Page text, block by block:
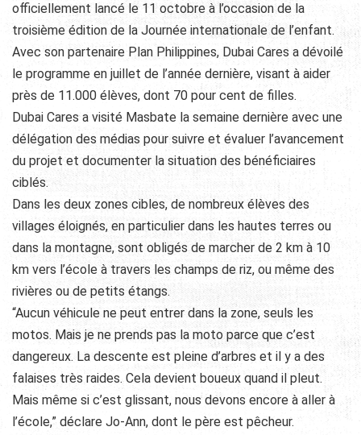
officiellement lancé le 11 octobre à l’occasion de la
troisième édition de la Journée internationale de l’enfant.
Avec son partenaire Plan Philippines, Dubai Cares a dévoilé
le programme en juillet de l’année dernière, visant à aider
près de 11.000 élèves, dont 70 pour cent de filles.
Dubai Cares a visité Masbate la semaine dernière avec une
délégation des médias pour suivre et évaluer l’avancement
du projet et documenter la situation des bénéficiaires
ciblés.
Dans les deux zones cibles, de nombreux élèves des
villages éloignés, en particulier dans les hautes terres ou
dans la montagne, sont obligés de marcher de 2 km à 10
km vers l’école à travers les champs de riz, ou même des
rivières ou de petits étangs.
“Aucun véhicule ne peut entrer dans la zone, seuls les
motos. Mais je ne prends pas la moto parce que c’est
dangereux. La descente est pleine d’arbres et il y a des
falaises très raides. Cela devient boueux quand il pleut.
Mais même si c’est glissant, nous devons encore à aller à
l’école,” déclare Jo-Ann, dont le père est pêcheur.